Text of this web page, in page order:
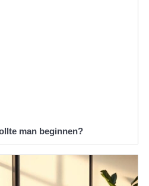
man beginnen?